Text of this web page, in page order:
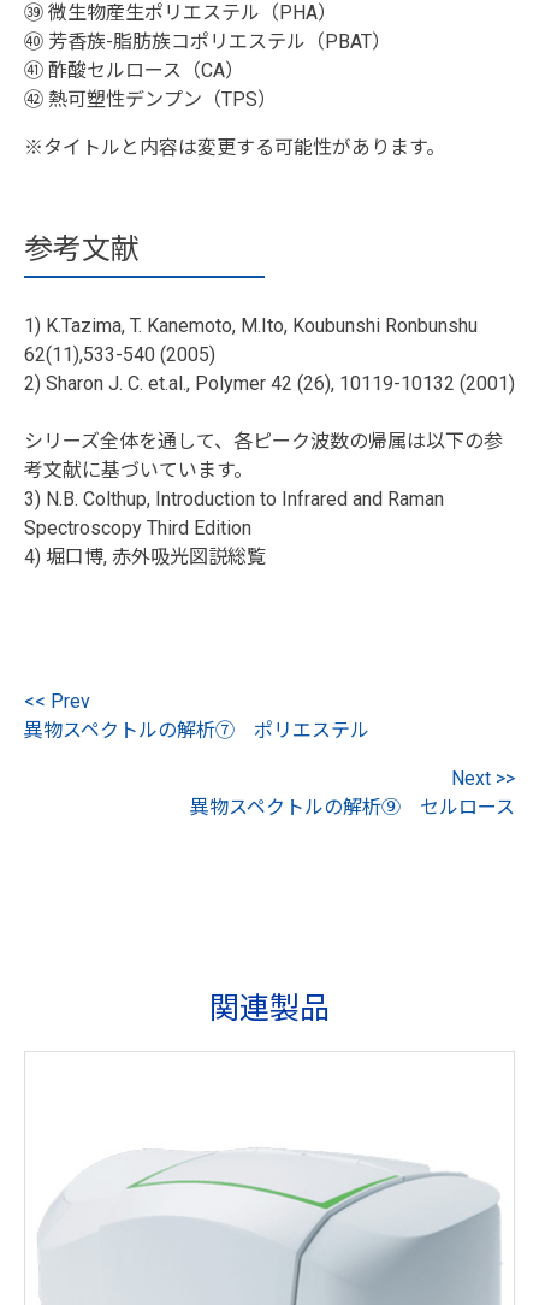
㊴ 微生物産生ポリエステル（PHA）
㊵ 芳香族-脂肪族コポリエステル（PBAT）
㊶ 酢酸セルロース（CA）
㊷ 熱可塑性デンプン（TPS）
※タイトルと内容は変更する可能性があります。
参考文献
1) K.Tazima, T. Kanemoto, M.Ito, Koubunshi Ronbunshu
62(11),533-540 (2005)
2) Sharon J. C. et.al., Polymer 42 (26), 10119-10132 (2001)
シリーズ全体を通して、各ピーク波数の帰属は以下の参
考文献に基づいています。
3) N.B. Colthup, Introduction to Infrared and Raman
Spectroscopy Third Edition
4) 堀口博, 赤外吸光図説総覧
<< Prev
異物スペクトルの解析⑦ ポリエステル
Next >>
異物スペクトルの解析⑨ セルロース
関連製品